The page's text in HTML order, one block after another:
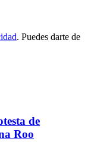
. Puedes darte de
de
Roo